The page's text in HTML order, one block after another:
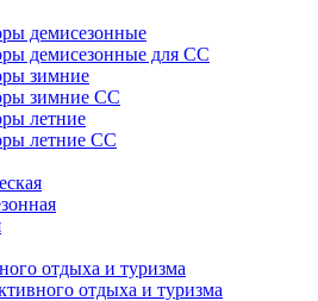
демисезонные
демисезонные для СС
зимние
зимние СС
летние
летние СС
отдыха и туризма
отдыха и туризма